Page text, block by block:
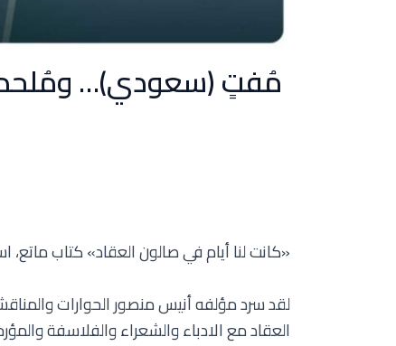
مُفتٍ (سعودي)… ومُلحد
«كانت لنا أيام في صالون العقاد» كتاب
لقد سرد مؤلفه أنيس منصور الحوارات
العقاد مع الادباء والشعراء والفلاسفة